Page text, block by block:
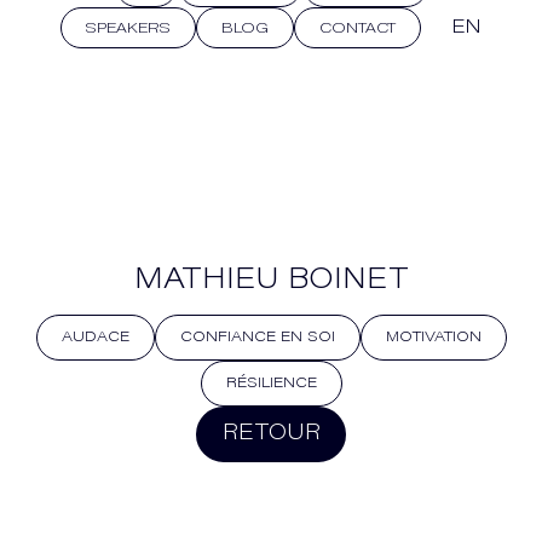
SPEAKERS BLOG CONTACT EN
MATHIEU BOINET
AUDACE CONFIANCE EN SOI MOTIVATION
RÉSILIENCE
RETOUR